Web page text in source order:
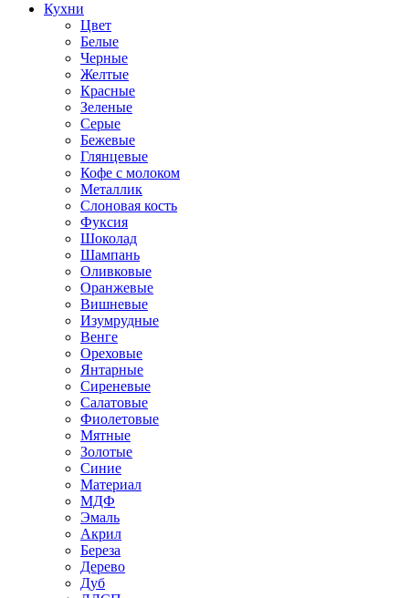
Кухни
Цвет
Белые
Черные
Желтые
Красные
Зеленые
Серые
Бежевые
Глянцевые
Кофе с молоком
Металлик
Слоновая кость
Фуксия
Шоколад
Шампань
Оливковые
Оранжевые
Вишневые
Изумрудные
Венге
Ореховые
Янтарные
Сиреневые
Салатовые
Фиолетовые
Мятные
Золотые
Синие
Материал
МДФ
Эмаль
Акрил
Береза
Дерево
Дуб